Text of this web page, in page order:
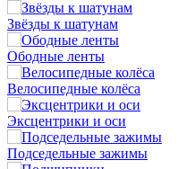
Звёзды к шатунам
Ободные ленты
Велосипедные колёса
Эксцентрики и оси
Подседельные зажимы